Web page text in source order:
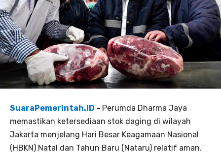
SuaraPemerintah.ID – Perumda Dharma Jaya
memastikan ketersediaan stok daging di wilayah
Jakarta menjelang Hari Besar Keagamaan Nasional
(HBKN) Natal dan Tahun Baru (Nataru) relatif aman.